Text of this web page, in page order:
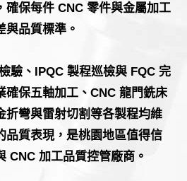
確保每件 CNC 零件與金屬加工
與品質標準。
驗、IPQC 製程巡檢與 FQC 完
確保五軸加工、CNC 龍門銑床
折彎與雷射切割等各製程均維
品質表現，是桃園地區值得信
CNC 加工品質控管廠商。